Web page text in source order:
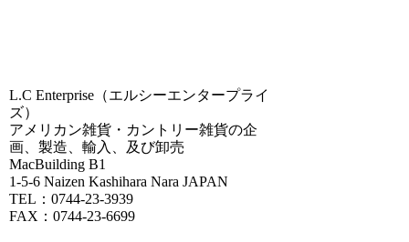
L.C Enterprise（エルシーエンタープライ
ズ）
アメリカン雑貨・カントリー雑貨の企
画、製造、輸入、及び卸売
MacBuilding B1
1-5-6 Naizen Kashihara Nara JAPAN
TEL：0744-23-3939
FAX：0744-23-6699